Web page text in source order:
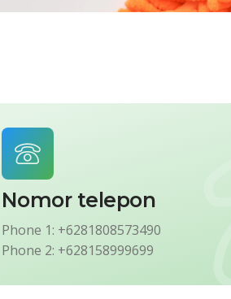
Nomor telepon
Phone 1: +6281808573490
Phone 2: +628158999699